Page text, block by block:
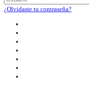
¿Olvidaste tu contraseña?